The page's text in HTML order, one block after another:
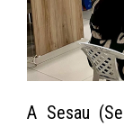
A Sesau